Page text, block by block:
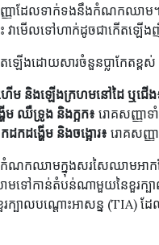
ញ្ញាដែលទាក់ទងនឹងកំណកឈា
ះ វាមើលទៅហាក់ដូចជាកើតឡើ
ឡើងដោយសារចំនួនប្លាកែតខ្
ើម និងឡើងក្រហមនៅដៃ ឬជើង
ើម ឈឺទ្រូង និងក្អក៖ រោគសញ្ញាទ
កដង្ហើម និងចង្អោរ៖ រោគសញ្ញ
កឈាមក្នុងសរសៃឈាមអាកទែ
ទៅកាន់តំបន់ណាមួយនៃខួរក្បា
បាលបណ្តោះអាសន្ន (TIA) ដែ